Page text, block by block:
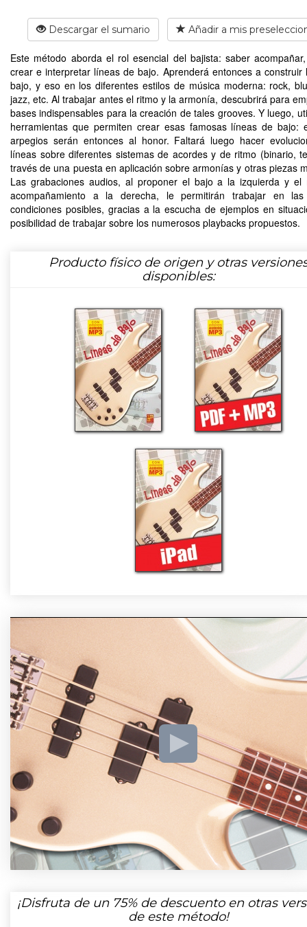
Descargar el sumario Añadir a mis
Este método aborda el rol esencial del bajista: saber
crear e interpretar líneas de bajo. Aprenderá entonces a construir
bajo, y eso en los diferentes estilos de música moderna: rock,
jazz, etc. Al trabajar antes el ritmo y la armonía, descubrirá para
bases indispensables para la creación de tales grooves. Y luego,
herramientas que permiten crear esas famosas líneas de bajo:
arpegios serán entonces al honor. Faltará luego hacer
líneas sobre diferentes sistemas de acordes y de ritmo (binario,
través de una puesta en aplicación sobre armonías y otras piezas
Las grabaciones audios, al proponer el bajo a la izquierda y el
acompañamiento a la derecha, le permitirán trabajar en las
condiciones posibles, gracias a la escucha de ejemplos en
posibilidad de trabajar sobre los numerosos playbacks propuestos.
Producto físico de origen y otras
disponibles:
¡Disfruta de un 75%de descuento en otras
de este método!